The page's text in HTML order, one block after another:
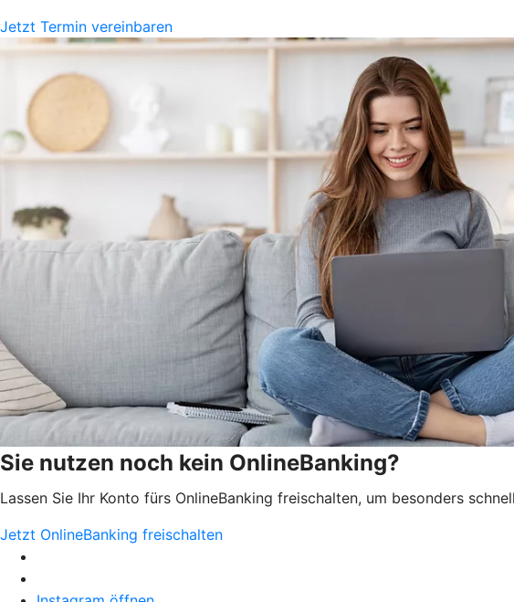
Jetzt Termin vereinbaren
Sie nutzen noch kein OnlineBanking?
Lassen Sie Ihr Konto fürs OnlineBanking freischalten, um besonders
Jetzt OnlineBanking freischalten